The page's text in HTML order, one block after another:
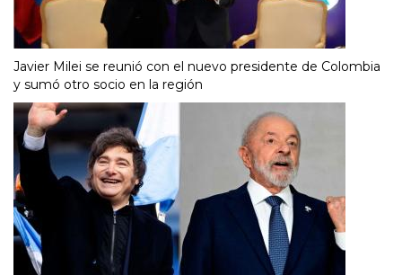
Javier Milei se reunió con el nuevo presidente de Colombia
y sumó otro socio en la región